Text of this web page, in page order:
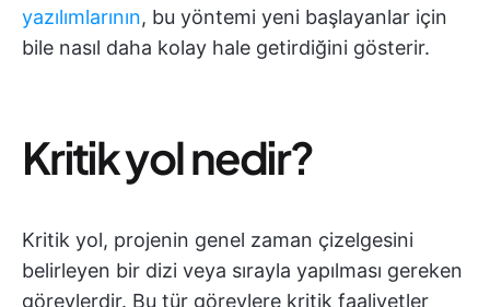
yazılımlarının, bu yöntemi yeni başlayanlar için
bile nasıl daha kolay hale getirdiğini gösterir.
Kritik yol nedir?
Kritik yol, projenin genel zaman çizelgesini
belirleyen bir dizi veya sırayla yapılması gereken
görevlerdir. Bu tür görevlere kritik faaliyetler